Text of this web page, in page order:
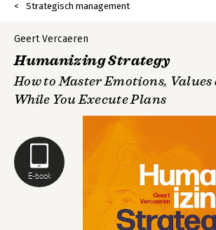
Strategisch management
E-book
Geert Vercaeren
Humanizing Strategy
How to Master Emotions,
While You Execute Plans